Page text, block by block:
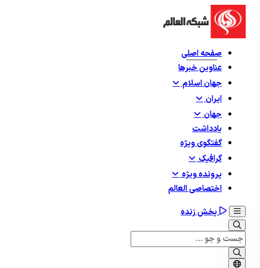
صفحه اصلی
عناوین خبرها
جهان اسلام
ایران
جهان
یادداشت
گفتگوی ویژه
گرافيک
پرونده ویژه
اختصاصی العالم
پخش زنده